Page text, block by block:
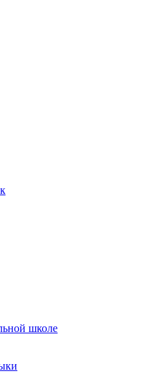
школе